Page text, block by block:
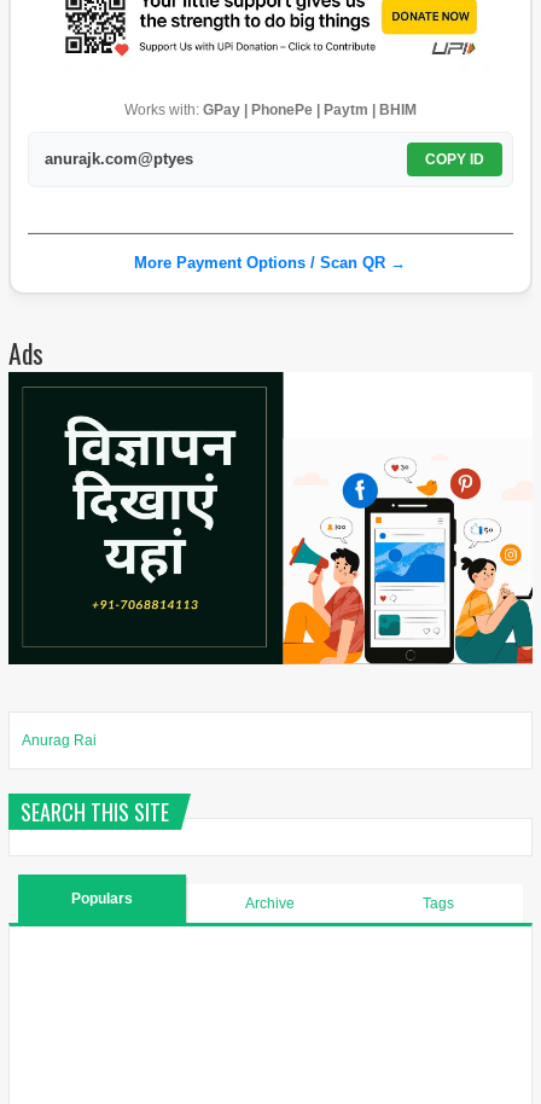
Works with: GPay | PhonePe | Paytm | BHIM
anurajk.com@ptyes COPY ID
More Payment Options / Scan QR →
Ads
Anurag Rai
SEARCH THIS SITE
Populars Archive Tags